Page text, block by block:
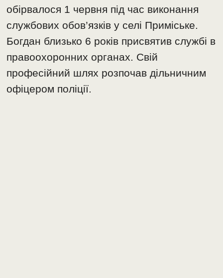
обірвалося 1 червня під час виконання
службових обов’язків у селі Приміське.
Богдан близько 6 років присвятив службі в
правоохоронних органах. Свій
професійний шлях розпочав дільничним
офіцером поліції.